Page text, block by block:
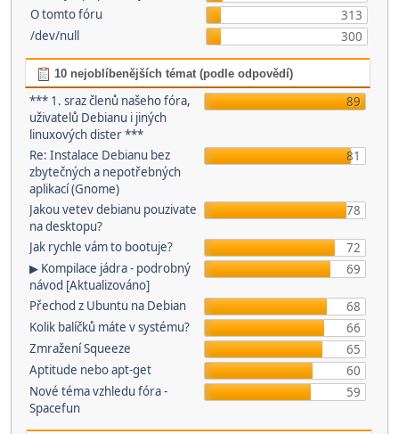
O tomto fóru
313
/dev/null
300
10 nejoblíbenějších témat (podle odpovědí)
*** 1. sraz členů našeho fóra,
uživatelů Debianu i jiných
linuxových dister ***
89
Re: Instalace Debianu bez
zbytečných a nepotřebných
aplikací (Gnome)
81
Jakou vetev debianu pouzivate
na desktopu?
78
Jak rychle vám to bootuje?
72
▶ Kompilace jádra - podrobný
návod [Aktualizováno]
69
Přechod z Ubuntu na Debian
68
Kolik balíčků máte v systému?
66
Zmražení Squeeze
65
Aptitude nebo apt-get
60
Nové téma vzhledu fóra -
Spacefun
59